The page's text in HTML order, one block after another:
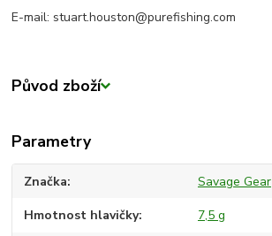
E-mail: stuart.houston@purefishing.com
Původ zboží
Parametry
Značka Savage Gear
Hmotnost hlavičky 7,5 g